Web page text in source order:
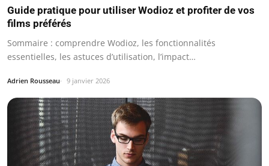
Guide pratique pour utiliser Wodioz et profiter de vos
films préférés
Sommaire : comprendre Wodioz, les fonctionnalités
essentielles, les astuces d’utilisation, l’impact…
Adrien Rousseau 9 janvier 2026